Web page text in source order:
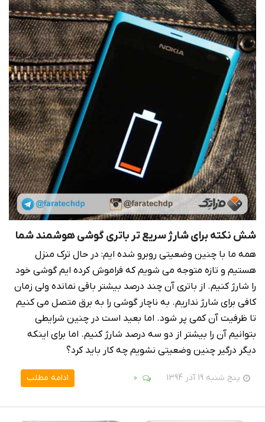
شش نکته برای شارژ سریع تر باتری گوشی هوشمند شما
همه ما با چنین وضعیتی روبرو شده ایم: در حال ترک منزل
هستیم و تازه متوجه می شویم که فراموش کرده ایم گوشی خود
را شارژ کنیم. از باتری آن چند درصد بیشتر باقی نمانده ولی زمان
کافی برای شارژ نداریم. به ناچار گوشی را به برق متصل می کنیم
تا ظرفیت آن کمی پر شود. اما بعید است در چنین شرایطی
بتوانیم آن را بیشتر از دو سه درصد شارژ کنیم. اما برای اینکه
دیگر درگیر چنین وضعیتی نشویم چه کار باید کرد؟
پنج شنبه 19 آذر 1394 0 ادامه مطلب